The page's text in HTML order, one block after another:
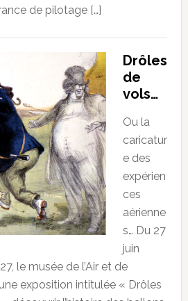
de pilotage […]
Drôles
de
vols…
Ou la
caricatur
e des
expérien
ces
aérienne
s… Du 27
juin
le musée de l’Air et de
exposition intitulée « Drôles